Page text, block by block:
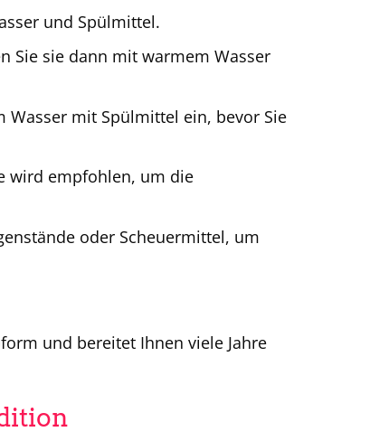
und Spülmittel.
Sie sie dann mit warmem Wasser
Wasser mit Spülmittel ein, bevor Sie
wird empfohlen, um die
oder Scheuermittel, um
und bereitet Ihnen viele Jahre